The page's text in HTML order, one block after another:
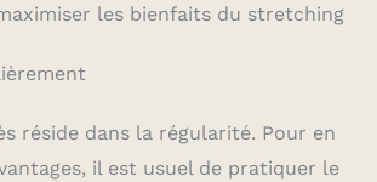
les bienfaits du stretching
réside dans la régularité. Pour en
il est usuel de pratiquer le